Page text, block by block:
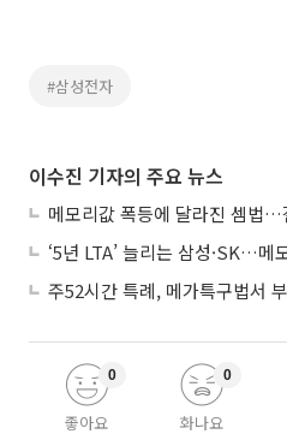
#삼성전자
이수진 기자의 주요 뉴스
좋아요
0
화나요
0